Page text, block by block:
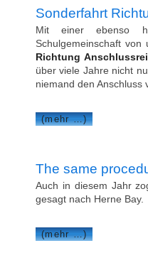
Sonderfahrt
Mit einer ebenso
Schulgemeinschaft von
Richtung
über viele Jahre nicht
niemand den Anschluss
(mehr …)
The same
Auch in diesem Jahr
gesagt nach Herne Bay.
(mehr …)